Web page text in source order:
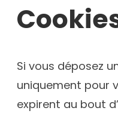
Si vous déposez
uniquement pour
expirent au bout